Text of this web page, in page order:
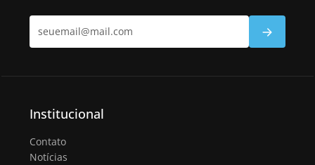
Institucional
Contato
Notícias